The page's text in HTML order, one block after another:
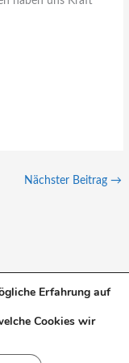
Nächster Beitrag →
Erfahrung auf
Cookies wir